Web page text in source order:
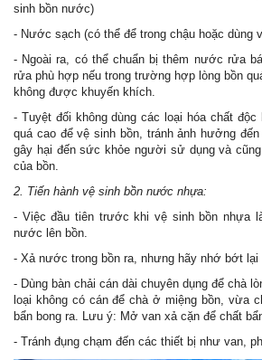
sinh bồn nước)
- Nước sạch (có thể để trong chậu hoặc dùng
- Ngoài ra, có thể chuẩn bị thêm nước rửa
rửa phù hợp nếu trong trường hợp lòng bồn
không được khuyến khích.
- Tuyệt đối không dùng các loại hóa chất
quá cao để vệ sinh bồn, tránh ảnh hưởng
gây hại đến sức khỏe người sử dụng và
của bồn.
2. Tiến hành vệ sinh bồn nước nhựa:
- Việc đầu tiên trước khi vệ sinh bồn nhựa
nước lên bồn.
- Xả nước trong bồn ra, nhưng hãy nhớ bớt lại
- Dùng bàn chải cán dài chuyên dụng để chà
loại không có cán để chà ở miệng bồn, vừa
bẩn bong ra. Lưu ý: Mở van xả cặn để chất
- Tránh đụng chạm đến các thiết bị như van,